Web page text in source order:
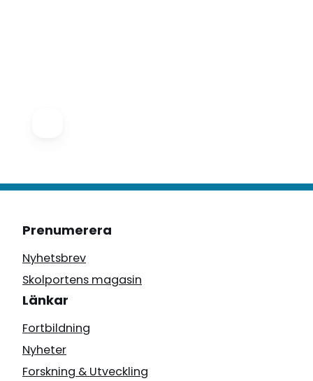
Prenumerera
Nyhetsbrev
Skolportens magasin
Länkar
Fortbildning
Nyheter
Forskning & Utveckling